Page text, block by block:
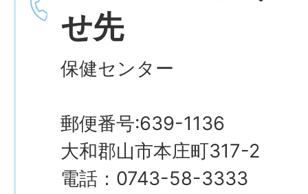
せ先
保健センター
郵便番号:639-1136
大和郡山市本庄町317-2
電話：0743-58-3333